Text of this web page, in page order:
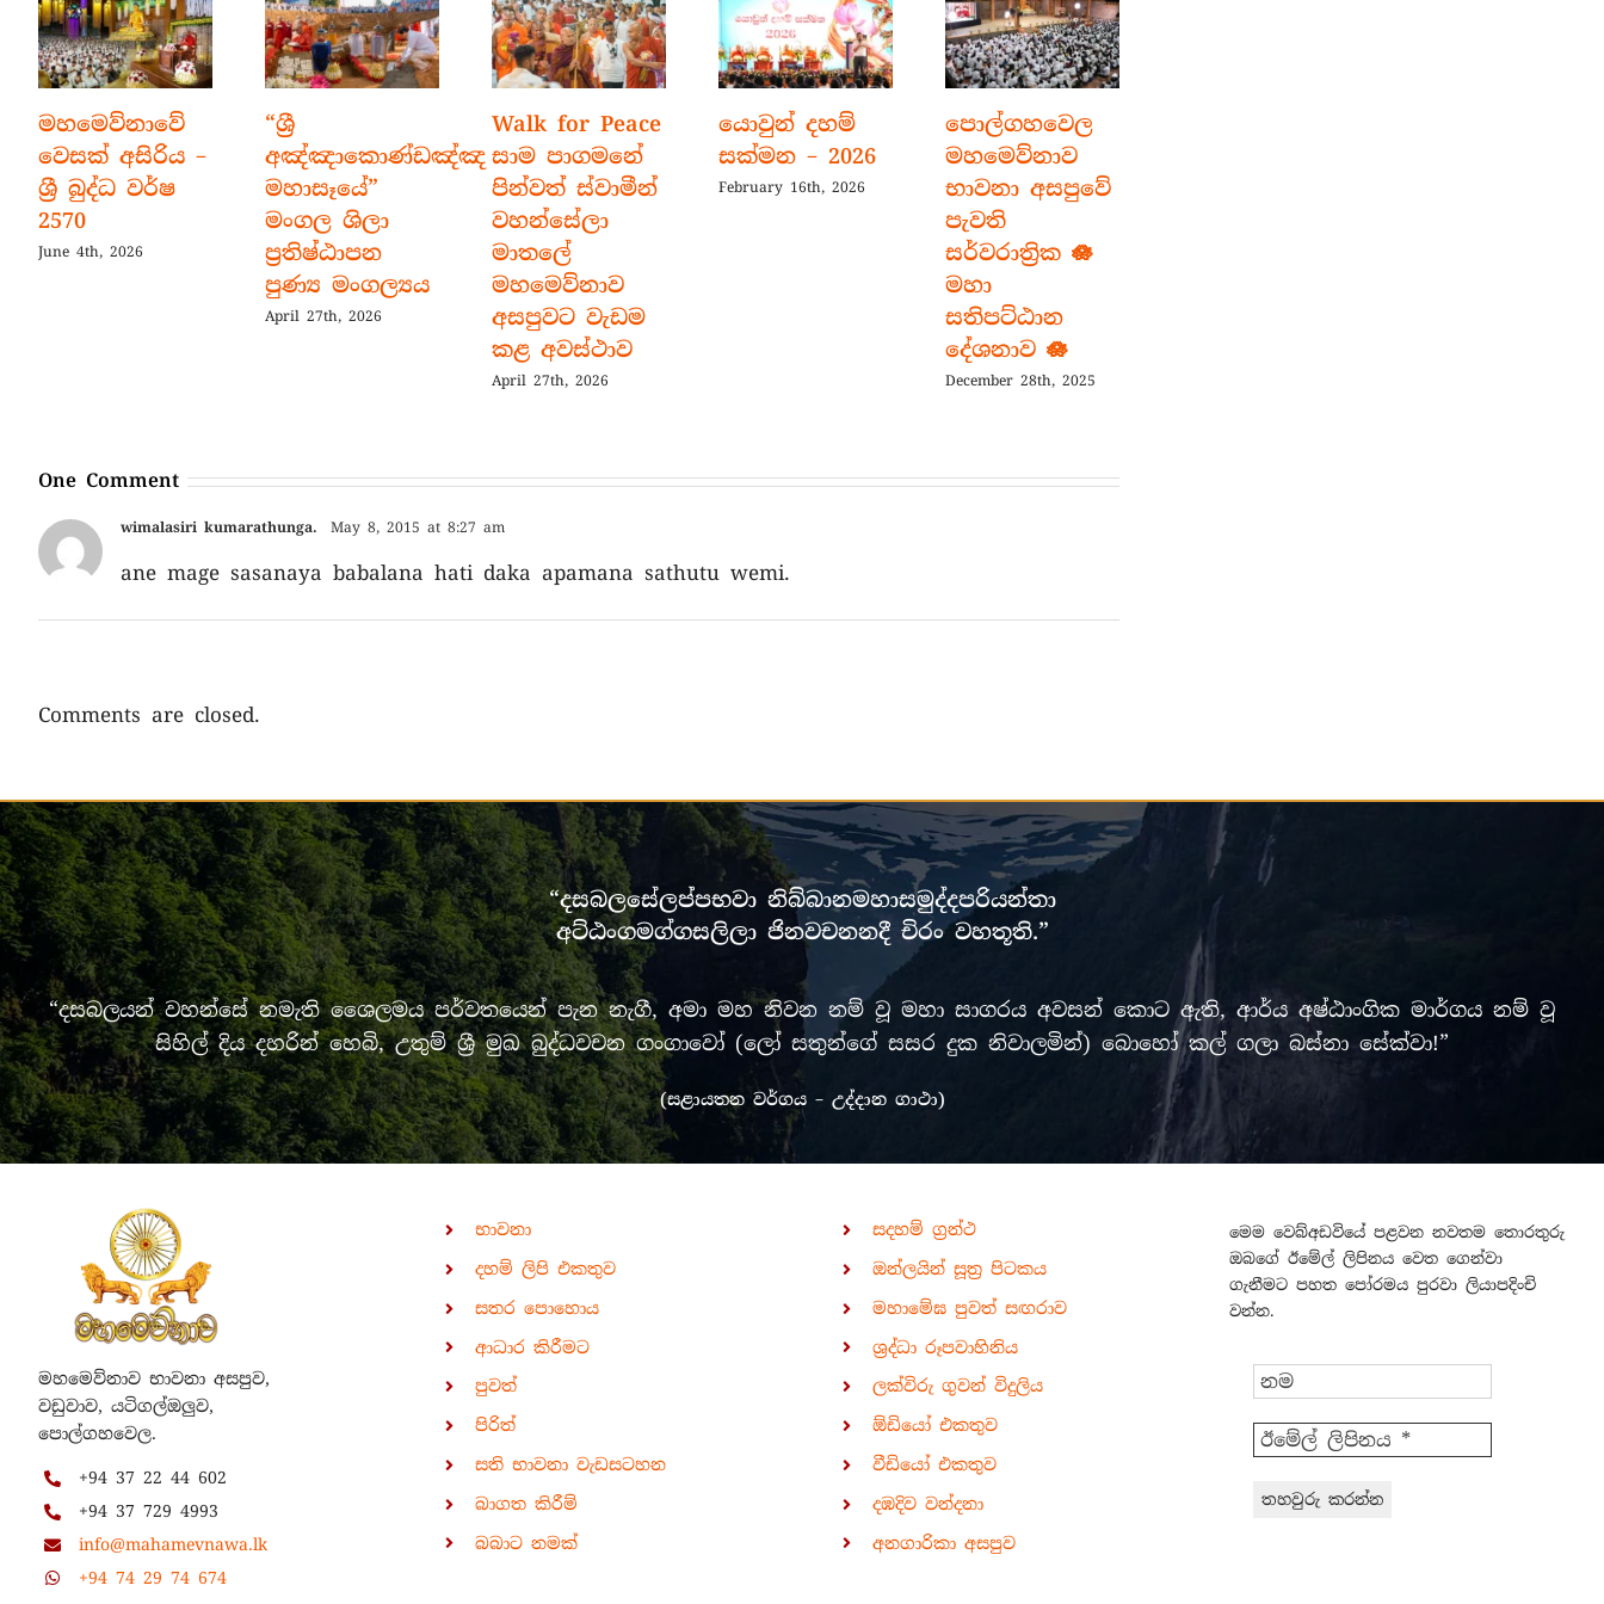
මහමෙව්නාවේ
වෙසක් අසිරිය –
ශ්‍රී බුද්ධ වර්ෂ
2570
June 4th, 2026
“ශ්‍රී
අඤ්ඤාකොණ්ඩඤ්ඤ
මහාසෑයේ”
මංගල ශිලා
ප්‍රතිෂ්ඨාපන
පුණ්‍ය මංගල්‍යය
April 27th, 2026
Walk for Peace
සාම පාගමනේ
පින්වත් ස්වාමීන්
වහන්සේලා
මාතලේ
මහමෙව්නාව
අසපුවට වැඩම
කළ අවස්ථාව
April 27th, 2026
යොවුන් දහම්
සක්මන – 2026
February 16th, 2026
පොල්ගහවෙල
මහමෙව්නාව
භාවනා අසපුවේ
පැවති
සර්වරාත්‍රික 🪷
මහා
සතිපට්ඨාන
දේශනාව 🪷
December 28th, 2025
One Comment
wimalasiri kumarathunga. May 8, 2015 at 8:27 am
ane mage sasanaya babalana hati daka apamana sathutu wemi.
Comments are closed.
“දසබලසේලප්පභවා නිබ්බානමහාසමුද්දපරියන්තා
අට්ඨංගමග්ගසලිලා ජිනවචනනදී චිරං වහතූති.”
“දසබලයන් වහන්සේ නමැති ශෛලමය පර්වතයෙන් පැන නැගී, අමා මහ නිවන නම් වූ මහා සාගරය අවසන් කොට ඇති, ආර්ය අෂ්ඨාංගික මාර්ගය නම් වූ
සිහිල් දිය දහරින් හෙබි, උතුම් ශ්‍රී මුඛ බුද්ධවචන ගංගාවෝ (ලෝ සතුන්ගේ සසර දුක නිවාලමින්) බොහෝ කල් ගලා බස්නා සේක්වා!”
(සළායතන වර්ගය – උද්දාන ගාථා)
මහමෙව්නාව භාවනා අසපුව,
වඩුවාව, යටිගල්ඔලුව,
පොල්ගහවෙල.
+94 37 22 44 602
+94 37 729 4993
info@mahamevnawa.lk
+94 74 29 74 674
භාවනා
දහම් ලිපි එකතුව
සතර පොහොය
ආධාර කිරීමට
පුවත්
පිරිත්
සති භාවනා වැඩසටහන
බාගත කිරීම්
බබාට නමක්
සදහම් ග්‍රන්ථ
ඔන්ලයින් සූත්‍ර පිටකය
මහාමේඝ පුවත් සඟරාව
ශ්‍රද්ධා රූපවාහිනිය
ලක්විරු ගුවන් විදුලිය
ඕඩියෝ එකතුව
වීඩියෝ එකතුව
දඹදිව වන්දනා
අනගාරිකා අසපුව
මෙම වෙබ්අඩවියේ පළවන නවතම තොරතුරු
ඔබගේ ඊමේල් ලිපිනය වෙත ගෙන්වා
ගැනීමට පහත පෝරමය පුරවා ලියාපදිංචි
වන්න.